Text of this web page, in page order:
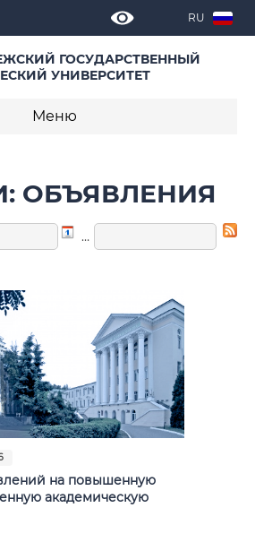
RU
ГОСУДАРСТВЕННЫЙ
УНИВЕРСИТЕТ
Меню
интервью
ОБЪЯВЛЕНИЯ
…
на повышенную
академическую